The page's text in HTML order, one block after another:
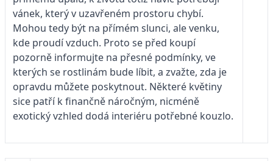
vánek, který v uzavřeném prostoru chybí.
Mohou tedy být na přímém slunci, ale venku,
kde proudí vzduch. Proto se před koupí
pozorně informujte na přesné podmínky, ve
kterých se rostlinám bude líbit, a zvažte, zda je
opravdu můžete poskytnout. Některé květiny
sice patří k finančně náročným, nicméně
exotický vzhled dodá interiéru potřebné kouzlo.